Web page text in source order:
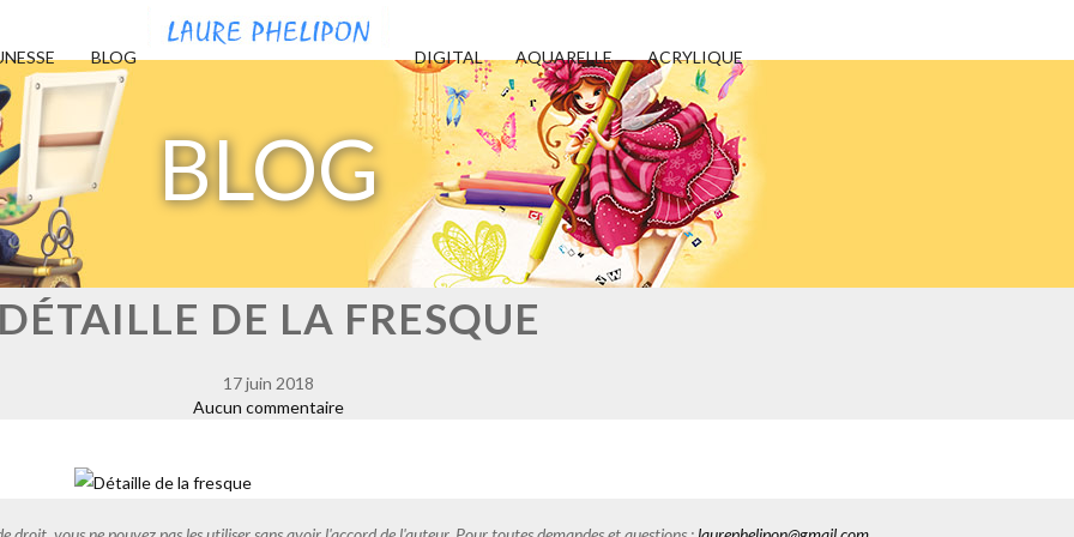
BLOG
DÉTAILLE DE LA FRESQUE
17 juin 2018
Aucun commentaire
BLOG DIGITAL AQUARELLE ACRYLIQUE